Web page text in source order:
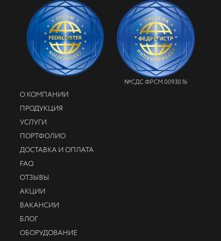
№СДС.ФР.СМ.00930.16
О КОМПАНИИ
ПРОДУКЦИЯ
УСЛУГИ
ПОРТФОЛИО
ДОСТАВКА И ОПЛАТА
FAQ
ОТЗЫВЫ
АКЦИИ
ВАКАНСИИ
БЛОГ
ОБОРУДОВАНИЕ